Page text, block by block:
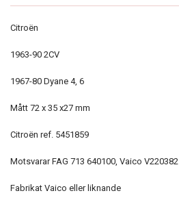
Citroën
1963-90 2CV
1967-80 Dyane 4, 6
Mått 72 x 35 x27 mm
Citroën ref. 5451859
Motsvarar FAG 713 640100, Vaico V220382
Fabrikat Vaico eller liknande